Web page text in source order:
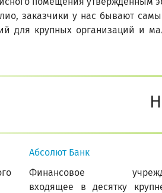
заказчики у нас бывают
для крупных организаций и
Абсолют Банк
Финансовое
входящее в десятку